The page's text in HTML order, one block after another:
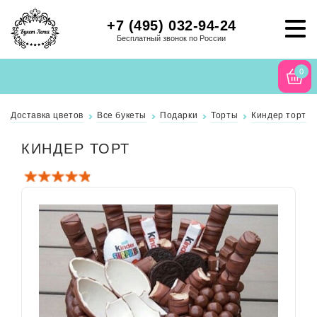
+7 (495) 032-94-24
Бесплатный звонок по России
0
Доставка цветов Все букеты Подарки Торты Киндер торт
КИНДЕР ТОРТ